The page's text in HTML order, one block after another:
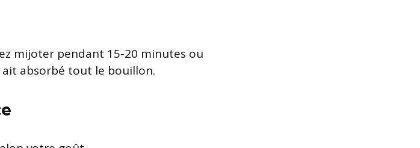
mijoter pendant 15-20 minutes ou
ait absorbé tout le bouillon.